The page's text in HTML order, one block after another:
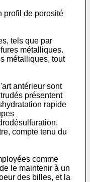
profil de porosité
tels que par
métalliques.
métalliques, tout
antérieur sont
présentent
rapide
compte tenu du
comme
le maintenir à un
des billes, et la